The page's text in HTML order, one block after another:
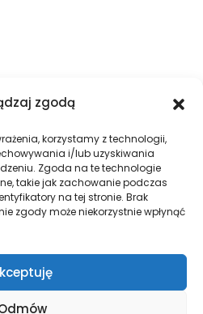
zgodą
korzystamy z technologii,
i/lub uzyskiwania
Zgoda na te technologie
takie jak zachowanie podczas
na tej stronie. Brak
zgody może niekorzystnie wpłynąć